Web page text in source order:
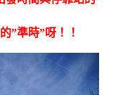
”準時”呀！！